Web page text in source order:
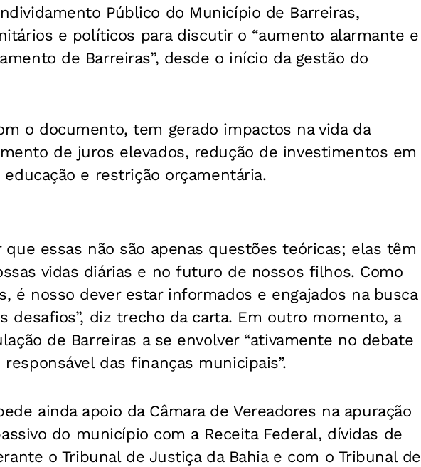
Público do Município de Barreiras,
e políticos para discutir o “aumento alarmante e
de Barreiras”, desde o início da gestão do
o documento, tem gerado impactos na vida da
de juros elevados, redução de investimentos em
e restrição orçamentária.
essas não são apenas questões teóricas; elas têm
vidas diárias e no futuro de nossos filhos. Como
é nosso dever estar informados e engajados na busca
desafios”, diz trecho da carta. Em outro momento, a
de Barreiras a se envolver “ativamente no debate
das finanças municipais”.
ainda apoio da Câmara de Vereadores na apuração
do município com a Receita Federal, dívidas de
o Tribunal de Justiça da Bahia e com o Tribunal de